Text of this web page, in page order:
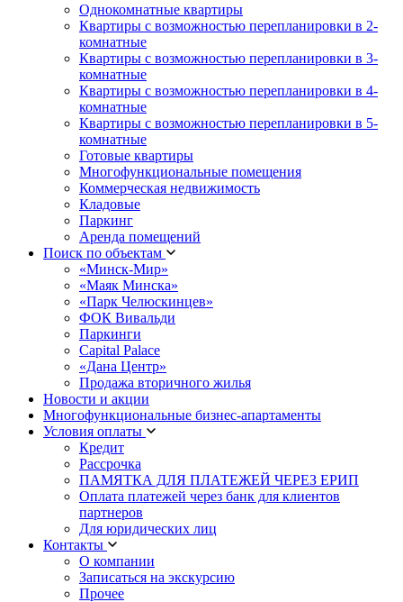
Однокомнатные квартиры
Квартиры с возможностью перепланировки в 2-
комнатные
Квартиры с возможностью перепланировки в 3-
комнатные
Квартиры с возможностью перепланировки в 4-
комнатные
Квартиры с возможностью перепланировки в 5-
комнатные
Готовые квартиры
Многофункциональные помещения
Коммерческая недвижимость
Кладовые
Паркинг
Аренда помещений
Поиск по объектам
«Минск-Мир»
«Маяк Минска»
«Парк Челюскинцев»
ФОК Вивальди
Паркинги
Capital Palace
«Дана Центр»
Продажа вторичного жилья
Новости и акции
Многофункциональные бизнес-апартаменты
Условия оплаты
Кредит
Рассрочка
ПАМЯТКА ДЛЯ ПЛАТЕЖЕЙ ЧЕРЕЗ ЕРИП
Оплата платежей через банк для клиентов
партнеров
Для юридических лиц
Контакты
О компании
Записаться на экскурсию
Прочее